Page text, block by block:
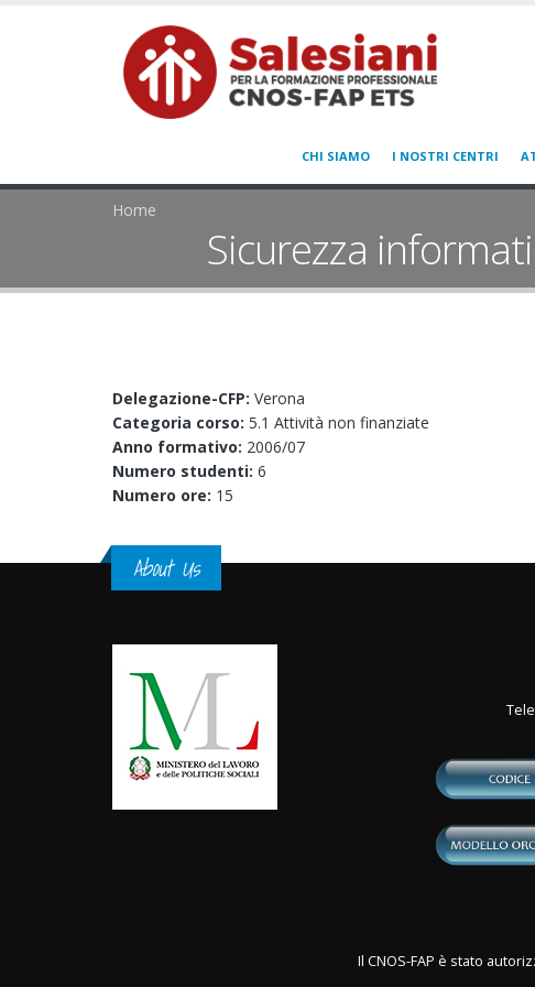
CHI SIAMO I NOSTRI CENTRI
Home
Sicurezza
Delegazione-CFP: Verona
Categoria corso: 5.1 Attività non finanziate
Anno formativo: 2006/07
Numero studenti: 6
Numero ore: 15
About Us
Il CNOS-FAP è stato